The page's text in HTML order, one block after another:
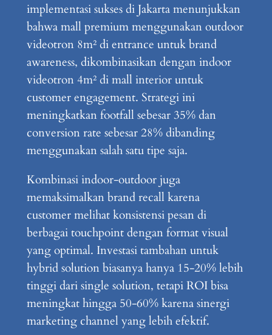
implementasi sukses di Jakarta menunjukkan
bahwa mall premium menggunakan outdoor
videotron 8m² di entrance untuk brand
awareness, dikombinasikan dengan indoor
videotron 4m² di mall interior untuk
customer engagement. Strategi ini
meningkatkan footfall sebesar 35% dan
conversion rate sebesar 28% dibanding
menggunakan salah satu tipe saja.
Kombinasi indoor-outdoor juga
memaksimalkan brand recall karena
customer melihat konsistensi pesan di
berbagai touchpoint dengan format visual
yang optimal. Investasi tambahan untuk
hybrid solution biasanya hanya 15-20% lebih
tinggi dari single solution, tetapi ROI bisa
meningkat hingga 50-60% karena sinergi
marketing channel yang lebih efektif.